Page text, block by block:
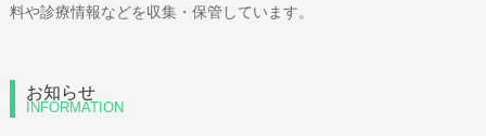
料や診療情報などを収集・保管しています。
INFORMATION
お知らせ